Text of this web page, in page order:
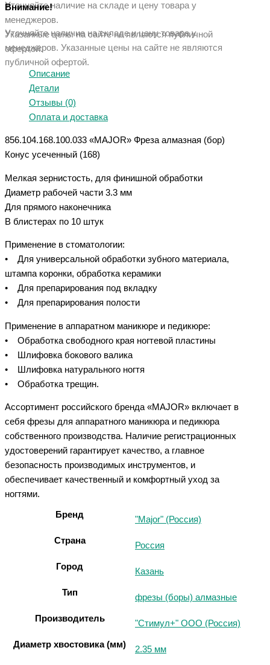
Уточняйте наличие на складе и цену товара у
менеджеров.
Указанные цены на сайте не являются публичной
офертой.
Внимание!
Уточняйте наличие на складе и цену товара у
менеджеров. Указанные цены на сайте не являются
публичной офертой.
Описание
Детали
Отзывы (0)
Оплата и доставка
856.104.168.100.033 «MAJOR» Фреза алмазная (бор)
Конус усеченный (168)
Мелкая зернистость, для финишной обработки
Диаметр рабочей части 3.3 мм
Для прямого наконечника
В блистерах по 10 штук
Применение в стоматологии:
• Для универсальной обработки зубного материала,
штампа коронки, обработка керамики
• Для препарирования под вкладку
• Для препарирования полости
Применение в аппаратном маникюре и педикюре:
• Обработка свободного края ногтевой пластины
• Шлифовка бокового валика
• Шлифовка натурального ногтя
• Обработка трещин.
Ассортимент российского бренда «MAJOR» включает в
себя фрезы для аппаратного маникюра и педикюра
собственного производства. Наличие регистрационных
удостоверений гарантирует качество, а главное
безопасность производимых инструментов, и
обеспечивает качественный и комфортный уход за
ногтями.
Бренд "Major" (Россия)
Страна Россия
Город Казань
Тип фрезы (боры) алмазные
Производитель "Стимул+" ООО (Россия)
Диаметр хвостовика (мм) 2.35 мм